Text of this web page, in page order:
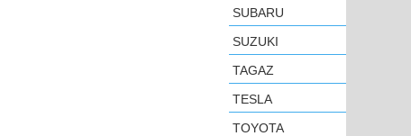
SUBARU
SUZUKI
TAGAZ
TESLA
TOYOTA